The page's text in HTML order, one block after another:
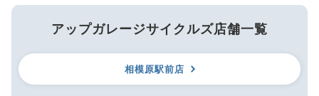
アップガレージサイクルズ店舗一覧
相模原駅前店